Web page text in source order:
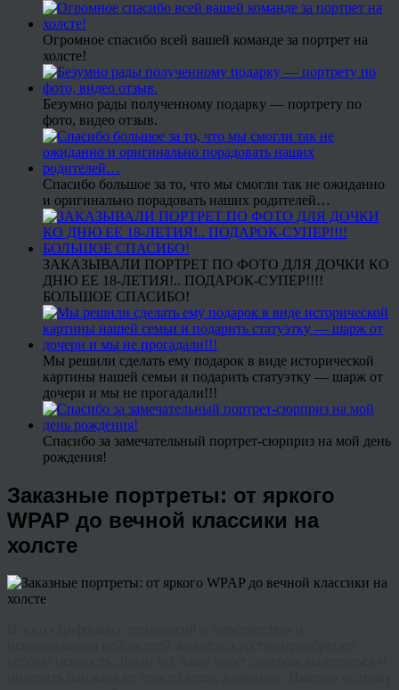
Огромное спасибо всей вашей команде за портрет на
холсте!
Безумно рады полученному подарку — портрету по
фото, видео отзыв.
Спасибо большое за то, что мы смогли так не ожиданно
и оригинально порадовать наших родителей…
ЗАКАЗЫВАЛИ ПОРТРЕТ ПО ФОТО ДЛЯ ДОЧКИ КО
ДНЮ ЕЕ 18-ЛЕТИЯ!.. ПОДАРОК-СУПЕР!!!!
БОЛЬШОЕ СПАСИБО!
Мы решили сделать ему подарок в виде исторической
картины нашей семьи и подарить статуэтку — шарж от
дочери и мы не прогадали!!!
Спасибо за замечательный портрет-сюрприз на мой день
рождения!
Заказные портреты: от яркого
WPAP до вечной классики на
холсте